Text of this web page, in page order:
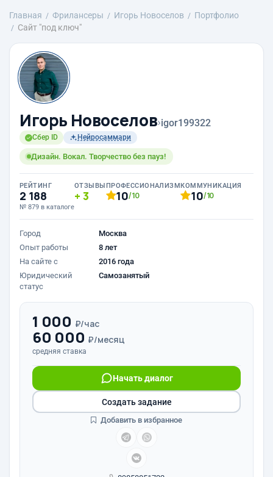
Главная Фрилансеры Игорь Новоселов
Портфолио
Сайт "под ключ"
Игорь Новоселов›igor199322
Сбер ID Нейросаммари
Дизайн. Вокал. Творчество без пауз!
РЕЙТИНГ
2 188
№ 879 в каталоге
ОТЗЫВЫ
3
ПРОФЕССИОНАЛИЗМ
10/10
КОММУНИКАЦИЯ
10/10
Город
Москва
Опыт работы
8 лет
На сайте с
2016 года
Юридический
статус
Самозанятый
1 000 ₽/час
60 000 ₽/месяц
средняя ставка
Начать диалог
Создать задание
Добавить в избранное